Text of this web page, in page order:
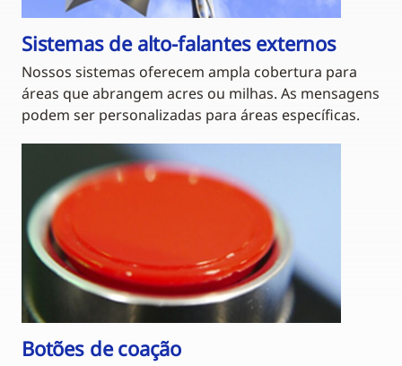
Sistemas de alto-falantes externos
Nossos sistemas oferecem ampla cobertura para
áreas que abrangem acres ou milhas. As mensagens
podem ser personalizadas para áreas específicas.
Botões de coação